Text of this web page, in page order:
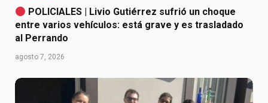
POLICIALES | Livio Gutiérrez sufrió un choque
entre varios vehículos: está grave y es trasladado
al Perrando
agosto 7, 2026